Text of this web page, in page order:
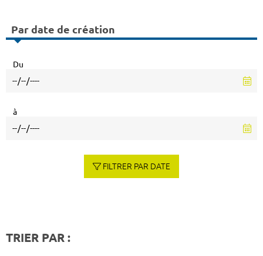
Par date de création
Du
à
FILTRER PAR DATE
TRIER PAR :